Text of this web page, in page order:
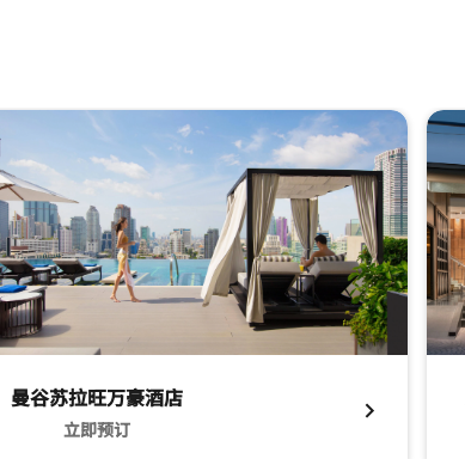
曼谷苏拉旺万豪酒店
立即预订